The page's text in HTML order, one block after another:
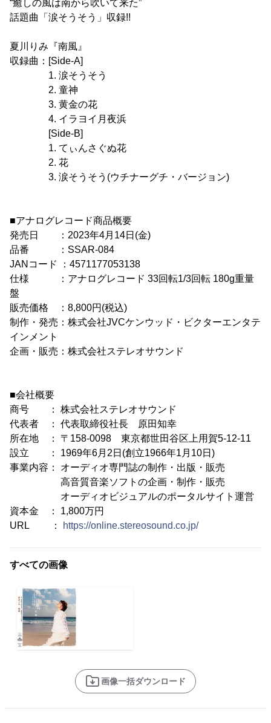
“癒しの風は南から吹いて来た”
話題曲「涙そうそう」収録!!
夏川りみ『南風』
収録曲：[Side-A]
1. 涙そうそう
2. 童神
3. 黄金の花
4. イラヨイ月夜浜
[Side-B]
1. てぃんさぐぬ花
2. 花
3. 涙そうそう(ウチナーグチ・バージョン)
■アナログレコード商品概要
発売日 ：2023年4月14日(金)
品番 ：SSAR-084
JANコード ：4571177053138
仕様 ：アナログレコード 33回転1/3回転 180g重量
盤
販売価格 ：8,800円(税込)
制作・発売：株式会社JVCケンウッド・ビクターエンタテ
インメント
企画・販売：株式会社ステレオサウンド
■会社概要
商号 ： 株式会社ステレオサウンド
代表者 ： 代表取締役社長 原田知幸
所在地 ： 〒158-0098 東京都世田谷区上用賀5-12-11
設立 ： 1969年6月2日(創立1966年1月10日)
事業内容： オーディオ専門誌の制作・出版・販売
高音質音楽ソフトの企画・制作・販売
オーディオビジュアルのポータルサイト運営
資本金 ： 1,800万円
URL ：
https://online.stereosound.co.jp/
すべての画像
画像一括ダウンロード